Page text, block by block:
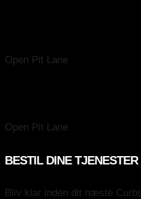
Open Pit Lane
Open Pit Lane
BESTIL DINE
Bliv klar inden dit næste